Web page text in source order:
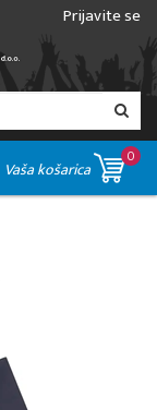
Prijavite se
Vaša košarica
0